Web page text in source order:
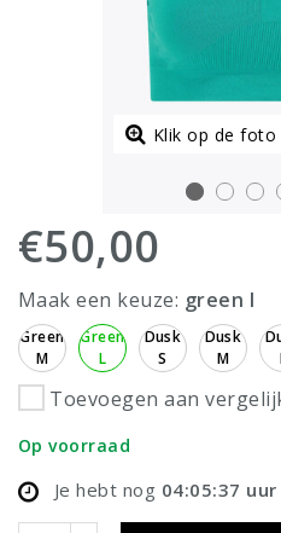
Klik op de
€50,00
Maak een keuze: green l
Green
M
Green
L
Dusk
S
Dusk
M
Toevoegen aan
Op voorraad
Je hebt nog 04:05:36 uur